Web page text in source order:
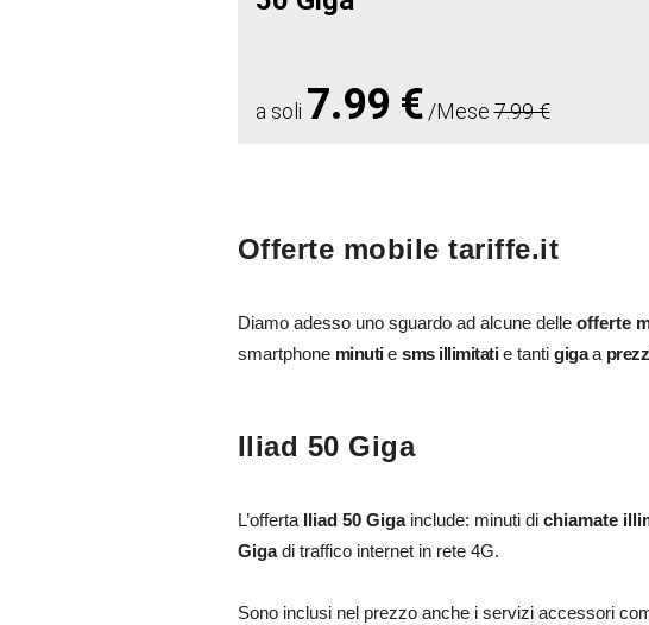
a soli 7.99 €/Mese7.99 €
Offerte mobile tariffe.it
Diamo adesso uno sguardo ad alcune delle offerte
smartphone minutie sms illimitatie tanti gigaa
Iliad 50 Giga
L’offertaIliad 50 Gigainclude: minuti di chiamate
Gigadi traffico internet in rete 4G.
Sono inclusi nel prezzo anche i servizi accessori